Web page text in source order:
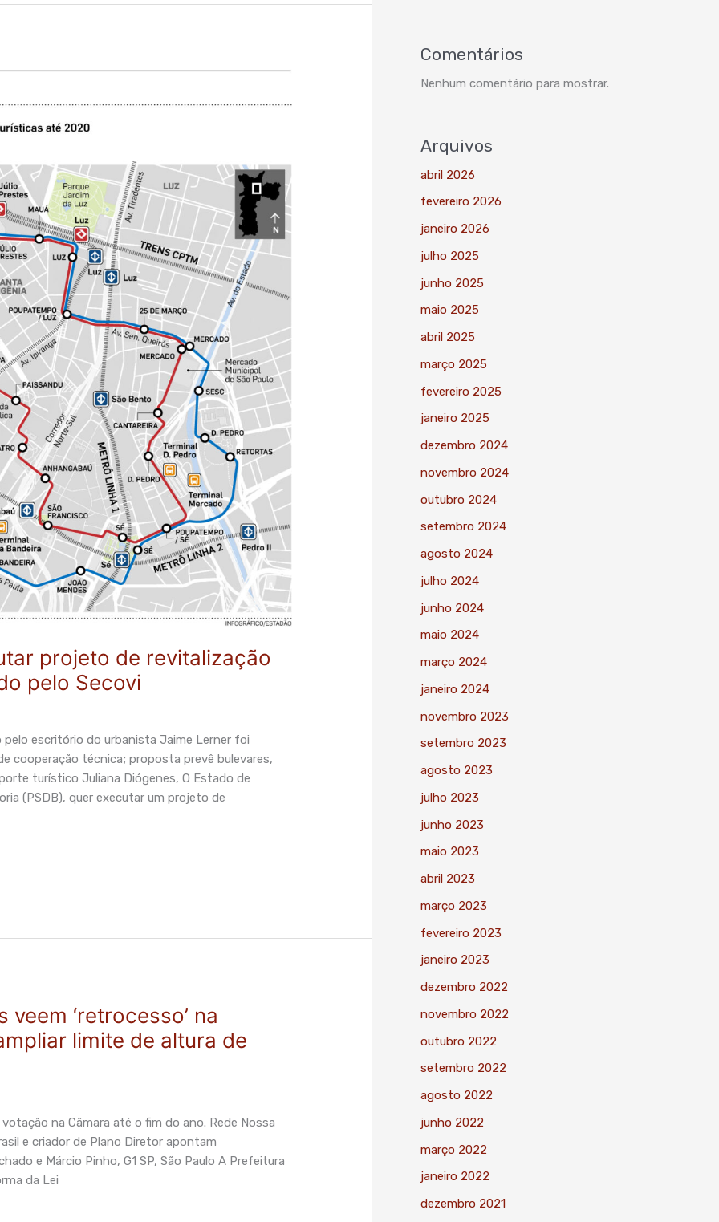
projeto de revitalização
pelo Secovi
escritório do urbanista Jaime Lerner foi
cooperação técnica; proposta prevê bulevares,
turístico Juliana Diógenes, O Estado de
(PSDB), quer executar um projeto de
‘retrocesso’ na
limite de altura de
na Câmara até o fim do ano. Rede Nossa
e criador de Plano Diretor apontam
e Márcio Pinho, G1 SP, São Paulo A Prefeitura
da Lei
Comentários
Nenhum comentário para mostrar.
Arquivos
abril 2026
fevereiro 2026
janeiro 2026
julho 2025
junho 2025
maio 2025
abril 2025
março 2025
fevereiro 2025
janeiro 2025
dezembro 2024
novembro 2024
outubro 2024
setembro 2024
agosto 2024
julho 2024
junho 2024
maio 2024
março 2024
janeiro 2024
novembro 2023
setembro 2023
agosto 2023
julho 2023
junho 2023
maio 2023
abril 2023
março 2023
fevereiro 2023
janeiro 2023
dezembro 2022
novembro 2022
outubro 2022
setembro 2022
agosto 2022
junho 2022
março 2022
janeiro 2022
dezembro 2021